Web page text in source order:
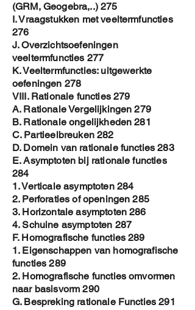
(GRM, Geogebra,..) 275
I. Vraagstukken met veeltermfuncties
276
J. Overzichtsoefeningen
veeltermfuncties 277
K. Veeltermfuncties: uitgewerkte
oefeningen 278
VIII. Rationale functies 279
A. Rationale Vergelijkingen 279
B. Rationale ongelijkheden 281
C. Partieelbreuken 282
D. Domein van rationale functies 283
E. Asymptoten bij rationale functies
284
1. Verticale asymptoten 284
2. Perforaties of openingen 285
3. Horizontale asymptoten 286
4. Schuine asymptoten 287
F. Homografische functies 289
1. Eigenschappen van homografische
functies 289
2. Homografische functies omvormen
naar basisvorm 290
G. Bespreking rationale Functies 291